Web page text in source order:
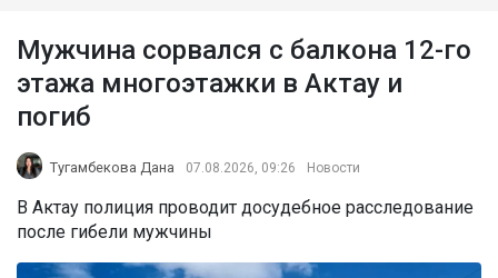
Мужчина сорвался с балкона 12-го
этажа многоэтажки в Актау и
погиб
Тугамбекова Дана 07.08.2026, 09:26 Новости
В Актау полиция проводит досудебное расследование
после гибели мужчины